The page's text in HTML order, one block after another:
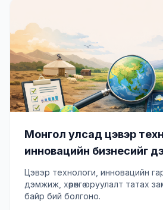
Монгол улсад цэвэр
инновацийн бизнесийг
ногоон ажлын байр бий
(GCIP Mongolia)
Цэвэр технологи, инновацийн
дэмжиж, хөрөнгө оруулалт татах
байр бий болгоно.